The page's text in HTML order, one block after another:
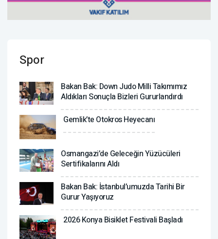
Spor
Bakan Bak: Down Judo Milli Takımımız
Aldıkları Sonuçla Bizleri Gururlandırdı
Gemlik’te Otokros Heyecanı
Osmangazi’de Geleceğin Yüzücüleri
Sertifikalarını Aldı
Bakan Bak: İstanbul’umuzda Tarihi Bir
Gurur Yaşıyoruz
2026 Konya Bisiklet Festivali Başladı